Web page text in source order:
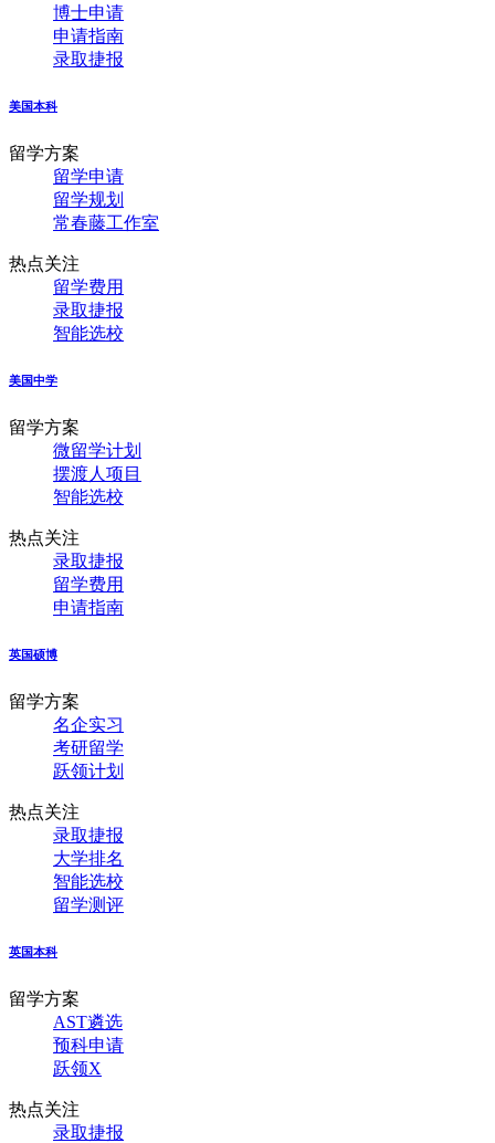
博士申请
申请指南
录取捷报
美国本科
留学方案
留学申请
留学规划
常春藤工作室
热点关注
留学费用
录取捷报
智能选校
美国中学
留学方案
微留学计划
摆渡人项目
智能选校
热点关注
录取捷报
留学费用
申请指南
英国硕博
留学方案
名企实习
考研留学
跃领计划
热点关注
录取捷报
大学排名
智能选校
留学测评
英国本科
留学方案
AST遴选
预科申请
跃领X
热点关注
录取捷报